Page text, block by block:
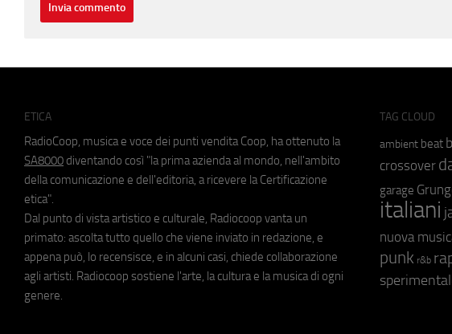
ETICA
RadioCoop, musica e voce dei punti vendita Coop, ha ottenuto la
SA8000 diventando così "la prima azienda al mondo, nell'ambito
della comunicazione e dell'editoria, a ricevere la Certificazione
etica".
Dal punto di vista artistico e culturale, Radiocoop vanta un
primato: ascolta tutto quello che viene inviato in redazione, e
appena può, lo recensisce, e in alcuni casi, chiede collaborazione
agli artisti. Radiocoop sostiene l'arte, la cultura e la musica di ogni
genere.
TAG CLOUD
ambient beat
crossover
garage
italiani
nuova
punk r&b